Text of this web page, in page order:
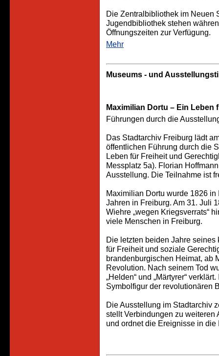
Die Zentralbibliothek im Neuen
Jugendbibliothek stehen
Öffnungszeiten zur Verfügung.
Mehr
Museums - und
Maximilian Dortu – Ein Leben
Führungen durch die
Das Stadtarchiv Freiburg lädt
öffentlichen Führung durch die
Leben für Freiheit und
Messplatz 5a). Florian
Ausstellung. Die Teilnahme ist
Maximilian Dortu wurde 1826
Jahren in Freiburg. Am 31. Juli
Wiehre „wegen Kriegsverrats“
viele Menschen in Freiburg.
Die letzten beiden Jahre
für Freiheit und soziale
brandenburgischen Heimat, ab
Revolution. Nach seinem Tod
„Helden“ und „Märtyrer“
Symbolfigur der revolutionären
Die Ausstellung im Stadtarchiv
stellt Verbindungen zu weiteren
und ordnet die Ereignisse in